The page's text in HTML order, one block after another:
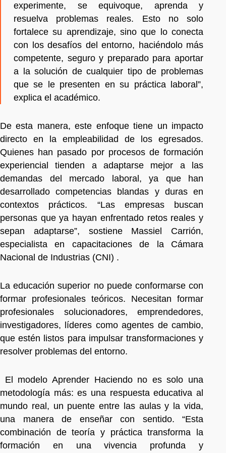
experimente, se equivoque, aprenda y
resuelva problemas reales. Esto no solo
fortalece su aprendizaje, sino que lo conecta
con los desafíos del entorno, haciéndolo más
competente, seguro y preparado para aportar
a la solución de cualquier tipo de problemas
que se le presenten en su práctica laboral”,
explica el académico.
De esta manera, este enfoque tiene un impacto
directo en la empleabilidad de los egresados.
Quienes han pasado por procesos de formación
experiencial tienden a adaptarse mejor a las
demandas del mercado laboral, ya que han
desarrollado competencias blandas y duras en
contextos prácticos. “Las empresas buscan
personas que ya hayan enfrentado retos reales y
sepan adaptarse”, sostiene Massiel Carrión,
especialista en capacitaciones de la Cámara
Nacional de Industrias (CNI) .
La educación superior no puede conformarse con
formar profesionales teóricos. Necesitan formar
profesionales solucionadores, emprendedores,
investigadores, líderes como agentes de cambio,
que estén listos para impulsar transformaciones y
resolver problemas del entorno.
El modelo Aprender Haciendo no es solo una
metodología más: es una respuesta educativa al
mundo real, un puente entre las aulas y la vida,
una manera de enseñar con sentido. “Esta
combinación de teoría y práctica transforma la
formación en una vivencia profunda y